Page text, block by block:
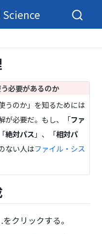
必要があるのか
うのか」を知るためには
が必要だ。もし、「ファ
絶対パス 」、「相対パ
ない人はファイル・シス
クリックする。